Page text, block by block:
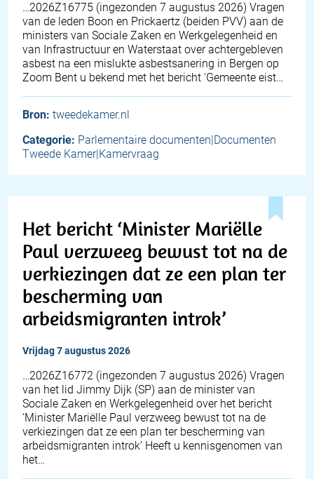
… 2026Z16775 (ingezonden 7 augustus 2026) Vragen
van de leden Boon en Prickaertz (beiden PVV) aan de
ministers van Sociale Zaken en Werkgelegenheid en
van Infrastructuur en Waterstaat over achtergebleven
asbest na een mislukte asbestsanering in Bergen op
Zoom Bent u bekend met het bericht 'Gemeente eist…
Bron: tweedekamer.nl
Categorie: Parlementaire documenten|Documenten
Tweede Kamer|Kamervraag
Het bericht ‘Minister Mariëlle
Paul verzweeg bewust tot na de
verkiezingen dat ze een plan ter
bescherming van
arbeidsmigranten introk’
vrijdag 7 augustus 2026
… 2026Z16772 (ingezonden 7 augustus 2026) Vragen
van het lid Jimmy Dijk (SP) aan de minister van
Sociale Zaken en Werkgelegenheid over het bericht
‘Minister Mariëlle Paul verzweeg bewust tot na de
verkiezingen dat ze een plan ter bescherming van
arbeidsmigranten introk’ Heeft u kennisgenomen van
het…